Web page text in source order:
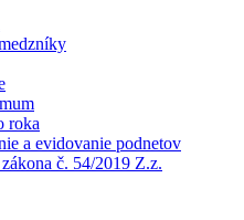
roka
a evidovanie podnetov
č. 54/2019 Z.z.